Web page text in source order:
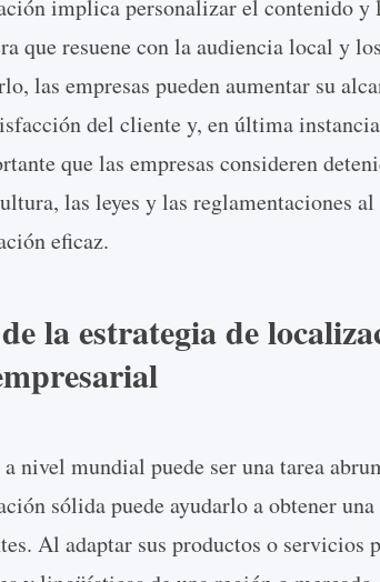
implica personalizar el contenido y
que resuene con la audiencia local y
las empresas pueden aumentar su
del cliente y, en última
que las empresas consideren
las leyes y las reglamentaciones
eficaz.
la estrategia de
nivel mundial puede ser una tarea
sólida puede ayudarlo a obtener
Al adaptar sus productos o servicios